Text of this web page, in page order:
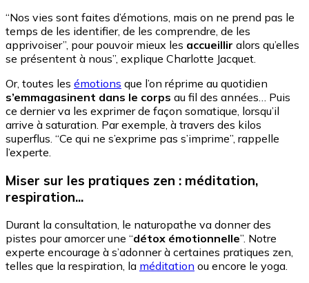
“Nos vies sont faites d’émotions, mais on ne prend pas le
temps de les identifier, de les comprendre, de les
apprivoiser”, pour pouvoir mieux les accueillir alors qu’elles
se présentent à nous”, explique Charlotte Jacquet.
Or, toutes les émotions que l’on réprime au quotidien
s’emmagasinent dans le corps au fil des années… Puis
ce dernier va les exprimer de façon somatique, lorsqu’il
arrive à saturation. Par exemple, à travers des kilos
superflus. “Ce qui ne s’exprime pas s’imprime”, rappelle
l’experte.
Miser sur les pratiques zen : méditation,
respiration...
Durant la consultation, le naturopathe va donner des
pistes pour amorcer une “détox émotionnelle”. Notre
experte encourage à s’adonner à certaines pratiques zen,
telles que la respiration, la méditation ou encore le yoga.